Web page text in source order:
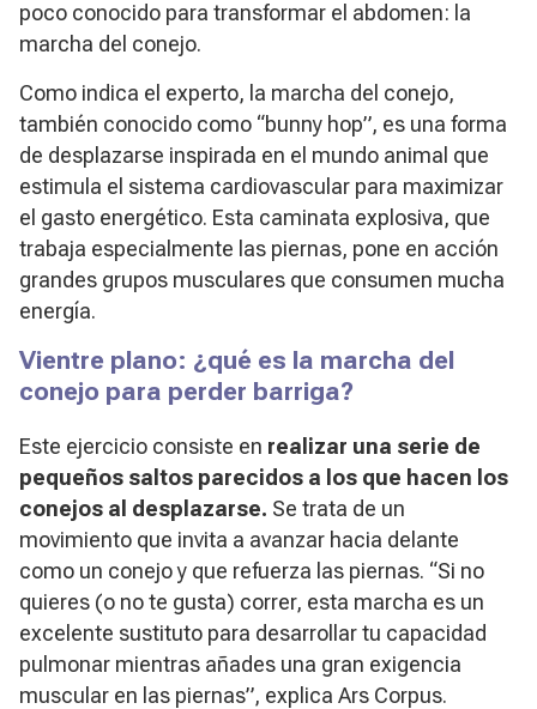
poco conocido para transformar el abdomen: la
marcha del conejo.
Como indica el experto, la marcha del conejo,
también conocido como “bunny hop”, es una forma
de desplazarse inspirada en el mundo animal que
estimula el sistema cardiovascular para maximizar
el gasto energético. Esta caminata explosiva, que
trabaja especialmente las piernas, pone en acción
grandes grupos musculares que consumen mucha
energía.
Vientre plano: ¿qué es la marcha del
conejo para perder barriga?
Este ejercicio consiste en realizar una serie de
pequeños saltos parecidos a los que hacen los
conejos al desplazarse. Se trata de un
movimiento que invita a avanzar hacia delante
como un conejo y que refuerza las piernas. “Si no
quieres (o no te gusta) correr, esta marcha es un
excelente sustituto para desarrollar tu capacidad
pulmonar mientras añades una gran exigencia
muscular en las piernas”, explica Ars Corpus.